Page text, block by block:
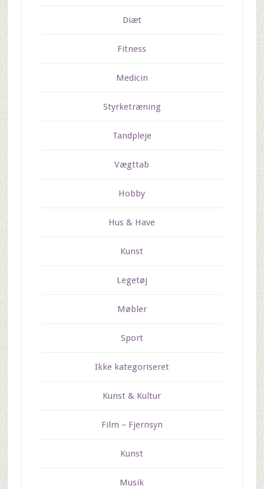
Diæt
Fitness
Medicin
Styrketræning
Tandpleje
Vægttab
Hobby
Hus & Have
Kunst
Legetøj
Møbler
Sport
Ikke kategoriseret
Kunst & Kultur
Film – Fjernsyn
Kunst
Musik